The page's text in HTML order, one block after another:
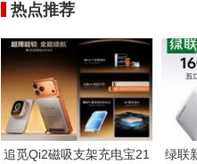
热点推荐
追觅Qi2磁吸支架充电宝21
绿联